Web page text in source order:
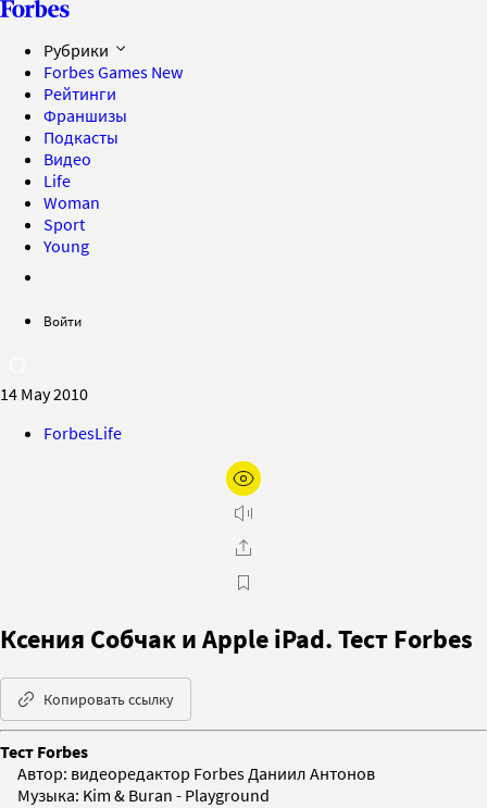
Рубрики
Forbes Games New
Рейтинги
Франшизы
Подкасты
Видео
Life
Woman
Sport
Young
Войти
14 May 2010
ForbesLife
Ксения Собчак и Apple iPad. Тест Forbes
Копировать ссылку
Тест Forbes
Автор: видеоредактор Forbes Даниил Антонов
Музыка: Kim & Buran - Playground